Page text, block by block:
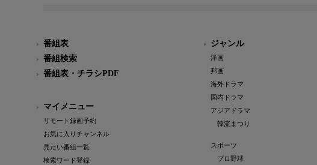
番組表
番組検索
番組表・チラシPDF
マイメニュー
リモート録画予約
お気に入りチャンネル
見たい番組一覧
検索ワード登録
ジャンル
洋画
邦画
海外ドラマ
国内ドラマ
アジアドラマ
韓流まつり
スポーツ
プロ野球